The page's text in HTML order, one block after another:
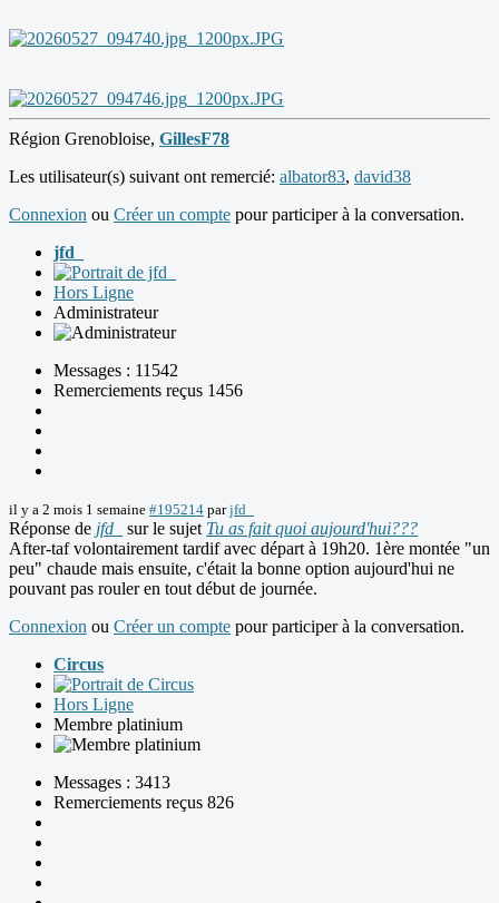
Région Grenobloise, GillesF78
Les utilisateur(s) suivant ont remercié: albator83, david38
Connexion ou Créer un compte pour participer à la conversation.
jfd_
Hors Ligne
Administrateur
Messages : 11542
Remerciements reçus 1456
il y a 2 mois 1 semaine #195214 parjfd_
Réponse de jfd_ sur le sujet Tu as fait quoi aujourd'hui???
After-taf volontairement tardif avec départ à 19h20. 1ère montée "un
peu" chaude mais ensuite, c'était la bonne option aujourd'hui ne
pouvant pas rouler en tout début de journée.
Connexion ou Créer un compte pour participer à la conversation.
Circus
Hors Ligne
Membre platinium
Messages : 3413
Remerciements reçus 826